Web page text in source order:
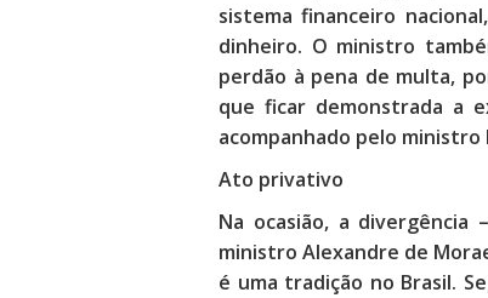
sistema financeiro
dinheiro. O ministro
perdão à pena de multa,
que ficar demonstrada a
acompanhado pelo ministro
Ato privativo
Na ocasião, a
ministro Alexandre de
é uma tradição no Brasil.